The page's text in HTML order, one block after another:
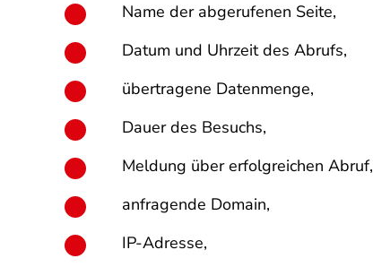
Name der abgerufenen Seite,
Datum und Uhrzeit des Abrufs,
übertragene Datenmenge,
Dauer des Besuchs,
Meldung über erfolgreichen Abruf,
anfragende Domain,
IP-Adresse,